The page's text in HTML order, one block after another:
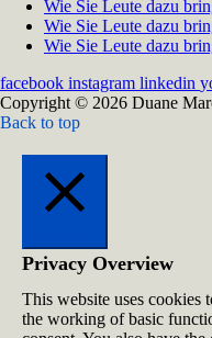
Wie Sie Leute dazu
Wie Sie Leute dazu
Wie Sie Leute dazu
facebook instagram linkedin
Copyright © 2026 Duane
Back to top
Privacy Overview
This website uses cookies
the working of basic